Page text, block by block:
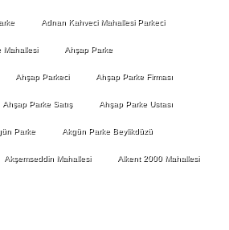
Adnan Kahveci Mahallesi Parkeci
Mahallesi Ahşap Parke
Ahşap Parkeci Ahşap Parke Firması
Ahşap Parke Satış Ahşap Parke Ustası
Parke Akgün Parke Beylikdüzü
Akşemseddin Mahallesi Alkent 2000 Mahallesi